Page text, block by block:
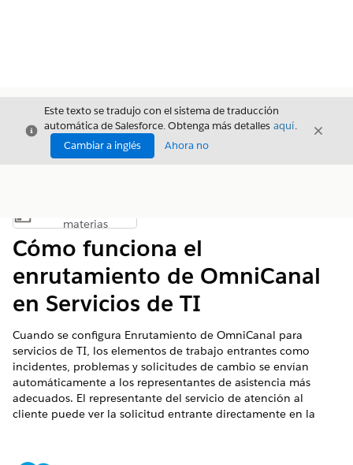
Cerrar
Este texto se tradujo con el sistema de traducción
automática de Salesforce. Obtenga más detalles aquí.
Cambiar a inglés
Ahora no
Cerrar
Mostrar índice de materias
materias
Cómo funciona el
enrutamiento de OmniCanal
en Servicios de TI
Cuando se configura Enrutamiento de OmniCanal para
servicios de TI, los elementos de trabajo entrantes como
incidentes, problemas y solicitudes de cambio se envían
automáticamente a los representantes de asistencia más
adecuados. El representante del servicio de atención al
cliente puede ver la solicitud entrante directamente en la